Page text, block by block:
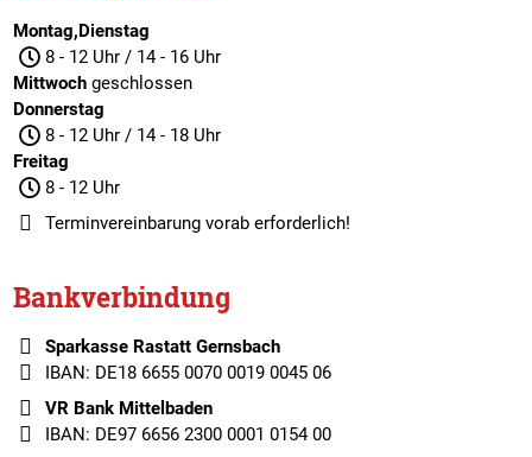
Montag,Dienstag
8 - 12 Uhr / 14 - 16 Uhr
Mittwochgeschlossen
Donnerstag
8 - 12 Uhr / 14 - 18 Uhr
Freitag
8 - 12 Uhr
Terminvereinbarungvorab erforderlich!
Bankverbindung
Sparkasse Rastatt Gernsbach
IBAN: DE18 6655 0070 0019 0045 06
VR Bank Mittelbaden
IBAN: DE97 6656 2300 0001 0154 00